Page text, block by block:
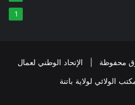
1
جميع الحقوق محفوظة | الإتحاد الوطني لعمال
الولائي لولاية باتنة